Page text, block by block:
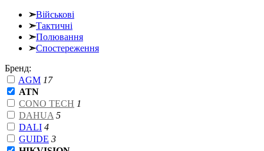
➣Військові
➣Тактичні
➣Полювання
➣Спостереження
Бренд:
AGM 17
ATN
CONO TECH 1
DAHUA 5
DALI 4
GUIDE 3